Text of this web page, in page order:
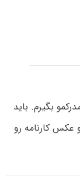
بگیرم. باید
کارنامه رو